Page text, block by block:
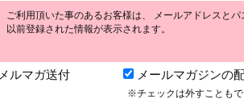
ご利用頂いた事のあるお客様は、 メールアドレスと
以前登録された情報が表示されます。
メルマガ送付 メールマガジンの
※チェックは外すことも